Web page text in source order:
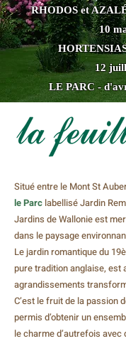
​​​RHODOS et
10
12
LE PARC -
Situé entre le Mont St
le Parc labellisé Jardin
Jardins de Wallonie est
dans le paysage
Le jardin romantique du
pure tradition anglaise, est
agrandissements
C’est le fruit de la passion
permis d’obtenir un
le charme d’autrefois